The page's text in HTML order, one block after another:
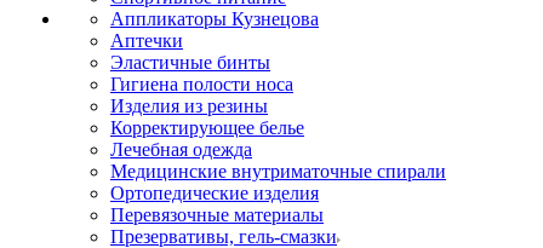
Аппликаторы Кузнецова
Аптечки
Эластичные бинты
Гигиена полости носа
Изделия из резины
Корректирующее белье
Лечебная одежда
Медицинские внутриматочные спирали
Ортопедические изделия
Перевязочные материалы
Презервативы, гель-смазки